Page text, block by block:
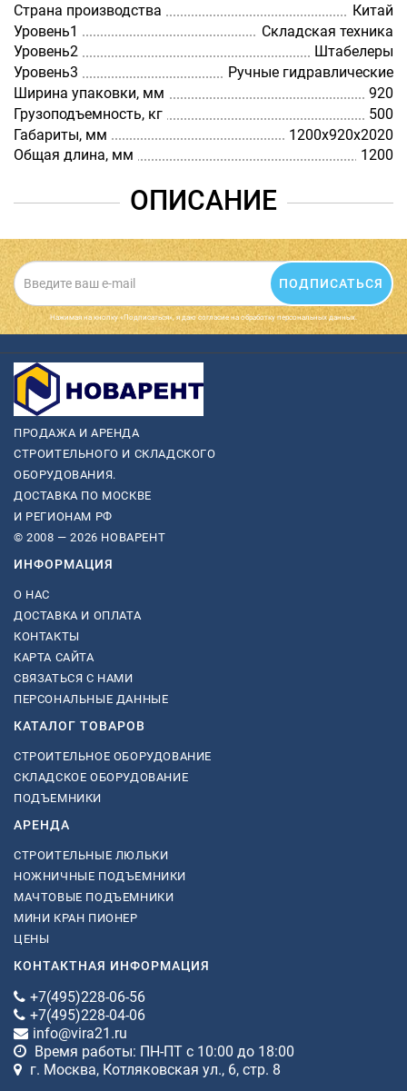
Страна производства
Китай
Уровень1
Складская техника
Уровень2
Штабелеры
Уровень3
Ручные гидравлические
Ширина упаковки, мм
920
Грузоподъемность, кг
500
Габариты, мм
1200х920х2020
Общая длина, мм
1200
ОПИСАНИЕ
ПОДПИСАТЬСЯ
Нажимая на кнопку «Подписаться», я даю cогласие на обработку персональных данных.
ПРОДАЖА И АРЕНДА
СТРОИТЕЛЬНОГО И СКЛАДСКОГО
ОБОРУДОВАНИЯ.
ДОСТАВКА ПО МОСКВЕ
И РЕГИОНАМ РФ
© 2008 — 2026 НОВАРЕНТ
ИНФОРМАЦИЯ
О НАС
ДОСТАВКА И ОПЛАТА
КОНТАКТЫ
КАРТА САЙТА
СВЯЗАТЬСЯ С НАМИ
ПЕРСОНАЛЬНЫЕ ДАННЫЕ
КАТАЛОГ ТОВАРОВ
СТРОИТЕЛЬНОЕ ОБОРУДОВАНИЕ
СКЛАДСКОЕ ОБОРУДОВАНИЕ
ПОДЪЕМНИКИ
АРЕНДА
СТРОИТЕЛЬНЫЕ ЛЮЛЬКИ
НОЖНИЧНЫЕ ПОДЪЕМНИКИ
МАЧТОВЫЕ ПОДЪЕМНИКИ
МИНИ КРАН ПИОНЕР
ЦЕНЫ
КОНТАКТНАЯ ИНФОРМАЦИЯ
+7(495)228-06-56
+7(495)228-04-06
info@vira21.ru
Время работы: ПН-ПТ с 10:00 до 18:00
г. Москва, Котляковская ул., 6, стр. 8